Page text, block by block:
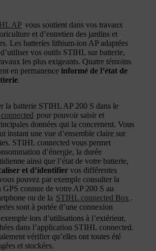
AP vous soutient dans vos travaux
et d’entretien des jardins et
Les batteries lithium-ion AP adaptées
vos outils STIHL sur batterie,
les plus exigeants. Quatre témoins
en permanence informé de l’état de
.
la batterie STIHL AP 200 S dans le
pour pouvoir saisir et
données qui la concernent. Vous
instant une vue d’ensemble claire sur
STIHL connected vous permet
d’énergie, la durée
ainsi que l’état de votre batterie,
et d’identifier vos différentes
pouvez par exemple consulter la
GPS connue de votre AP 200 S au
ou de la STIHL connected Box .
sont à portée d’une connexion
lors d’utilisations à l’extérieur,
dans l’application STIHL connected.
vérifier qu’elles ont toutes été
et stockées.